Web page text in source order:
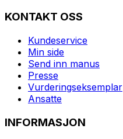
KONTAKT OSS
Kundeservice
Min side
Send inn manus
Presse
Vurderingseksemplar
Ansatte
INFORMASJON